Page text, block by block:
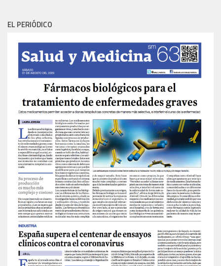
EL PERIÓDICO